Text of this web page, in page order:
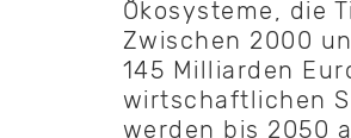
Ökosysteme, die
Zwischen 2000
145 Milliarden
wirtschaftlichen
werden bis 2050